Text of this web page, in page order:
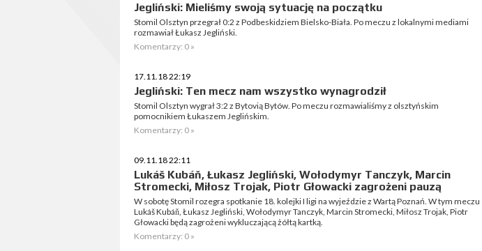
Jegliński: Mieliśmy swoją sytuację na początku
Stomil Olsztyn przegrał 0:2 z Podbeskidziem Bielsko-Biała. Po meczu z lokalnymi mediami
rozmawiał Łukasz Jegliński.
Komentarzy: 0 »
17.11.18 22:19
Jegliński: Ten mecz nam wszystko wynagrodził
Stomil Olsztyn wygrał 3:2 z Bytovią Bytów. Po meczu rozmawialiśmy z olsztyńskim
pomocnikiem Łukaszem Jeglińskim.
Komentarzy: 0 »
09.11.18 22:11
Lukáš Kubáň, Łukasz Jegliński, Wołodymyr Tanczyk, Marcin
Stromecki, Miłosz Trojak, Piotr Głowacki zagrożeni pauzą
W sobotę Stomil rozegra spotkanie 18. kolejki I ligi na wyjeździe z Wartą Poznań. W tym meczu
Lukáš Kubáň, Łukasz Jegliński, Wołodymyr Tanczyk, Marcin Stromecki, Miłosz Trojak, Piotr
Głowacki będą zagrożeni wykluczającą żółtą kartką.
Komentarzy: 0 »